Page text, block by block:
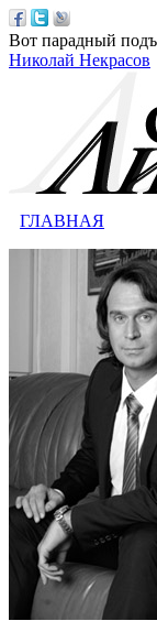
Вот парадный
Николай Некрасов
ГЛАВНАЯ